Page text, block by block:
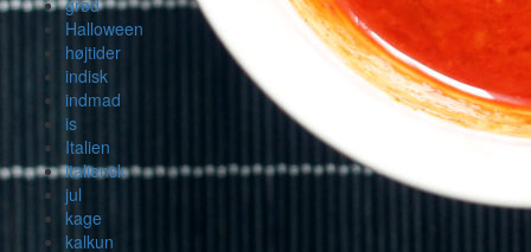
grød
Halloween
højtider
indisk
indmad
is
Italien
italiensk
jul
kage
kalkun